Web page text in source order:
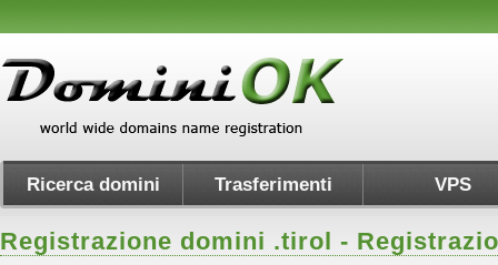
Ricerca domini Trasferimenti VPS
Registrazione domini .tirol -